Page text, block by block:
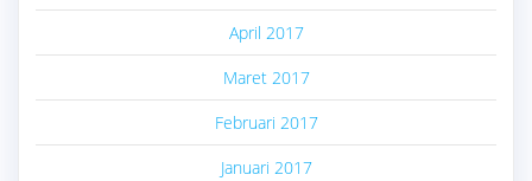
April 2017
Maret 2017
Februari 2017
Januari 2017